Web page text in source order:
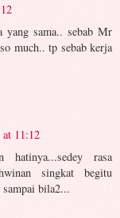
yang sama.. sebab Mr
much.. tp sebab kerja
at 11:12
rasa
singkat begitu
sampai bila2...